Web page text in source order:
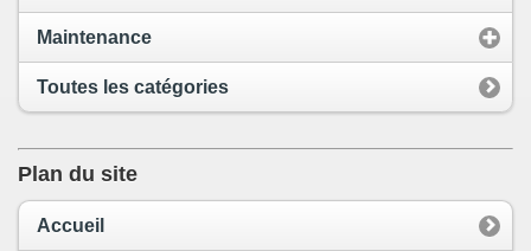
Maintenance
Toutes les catégories
Plan du site
Accueil